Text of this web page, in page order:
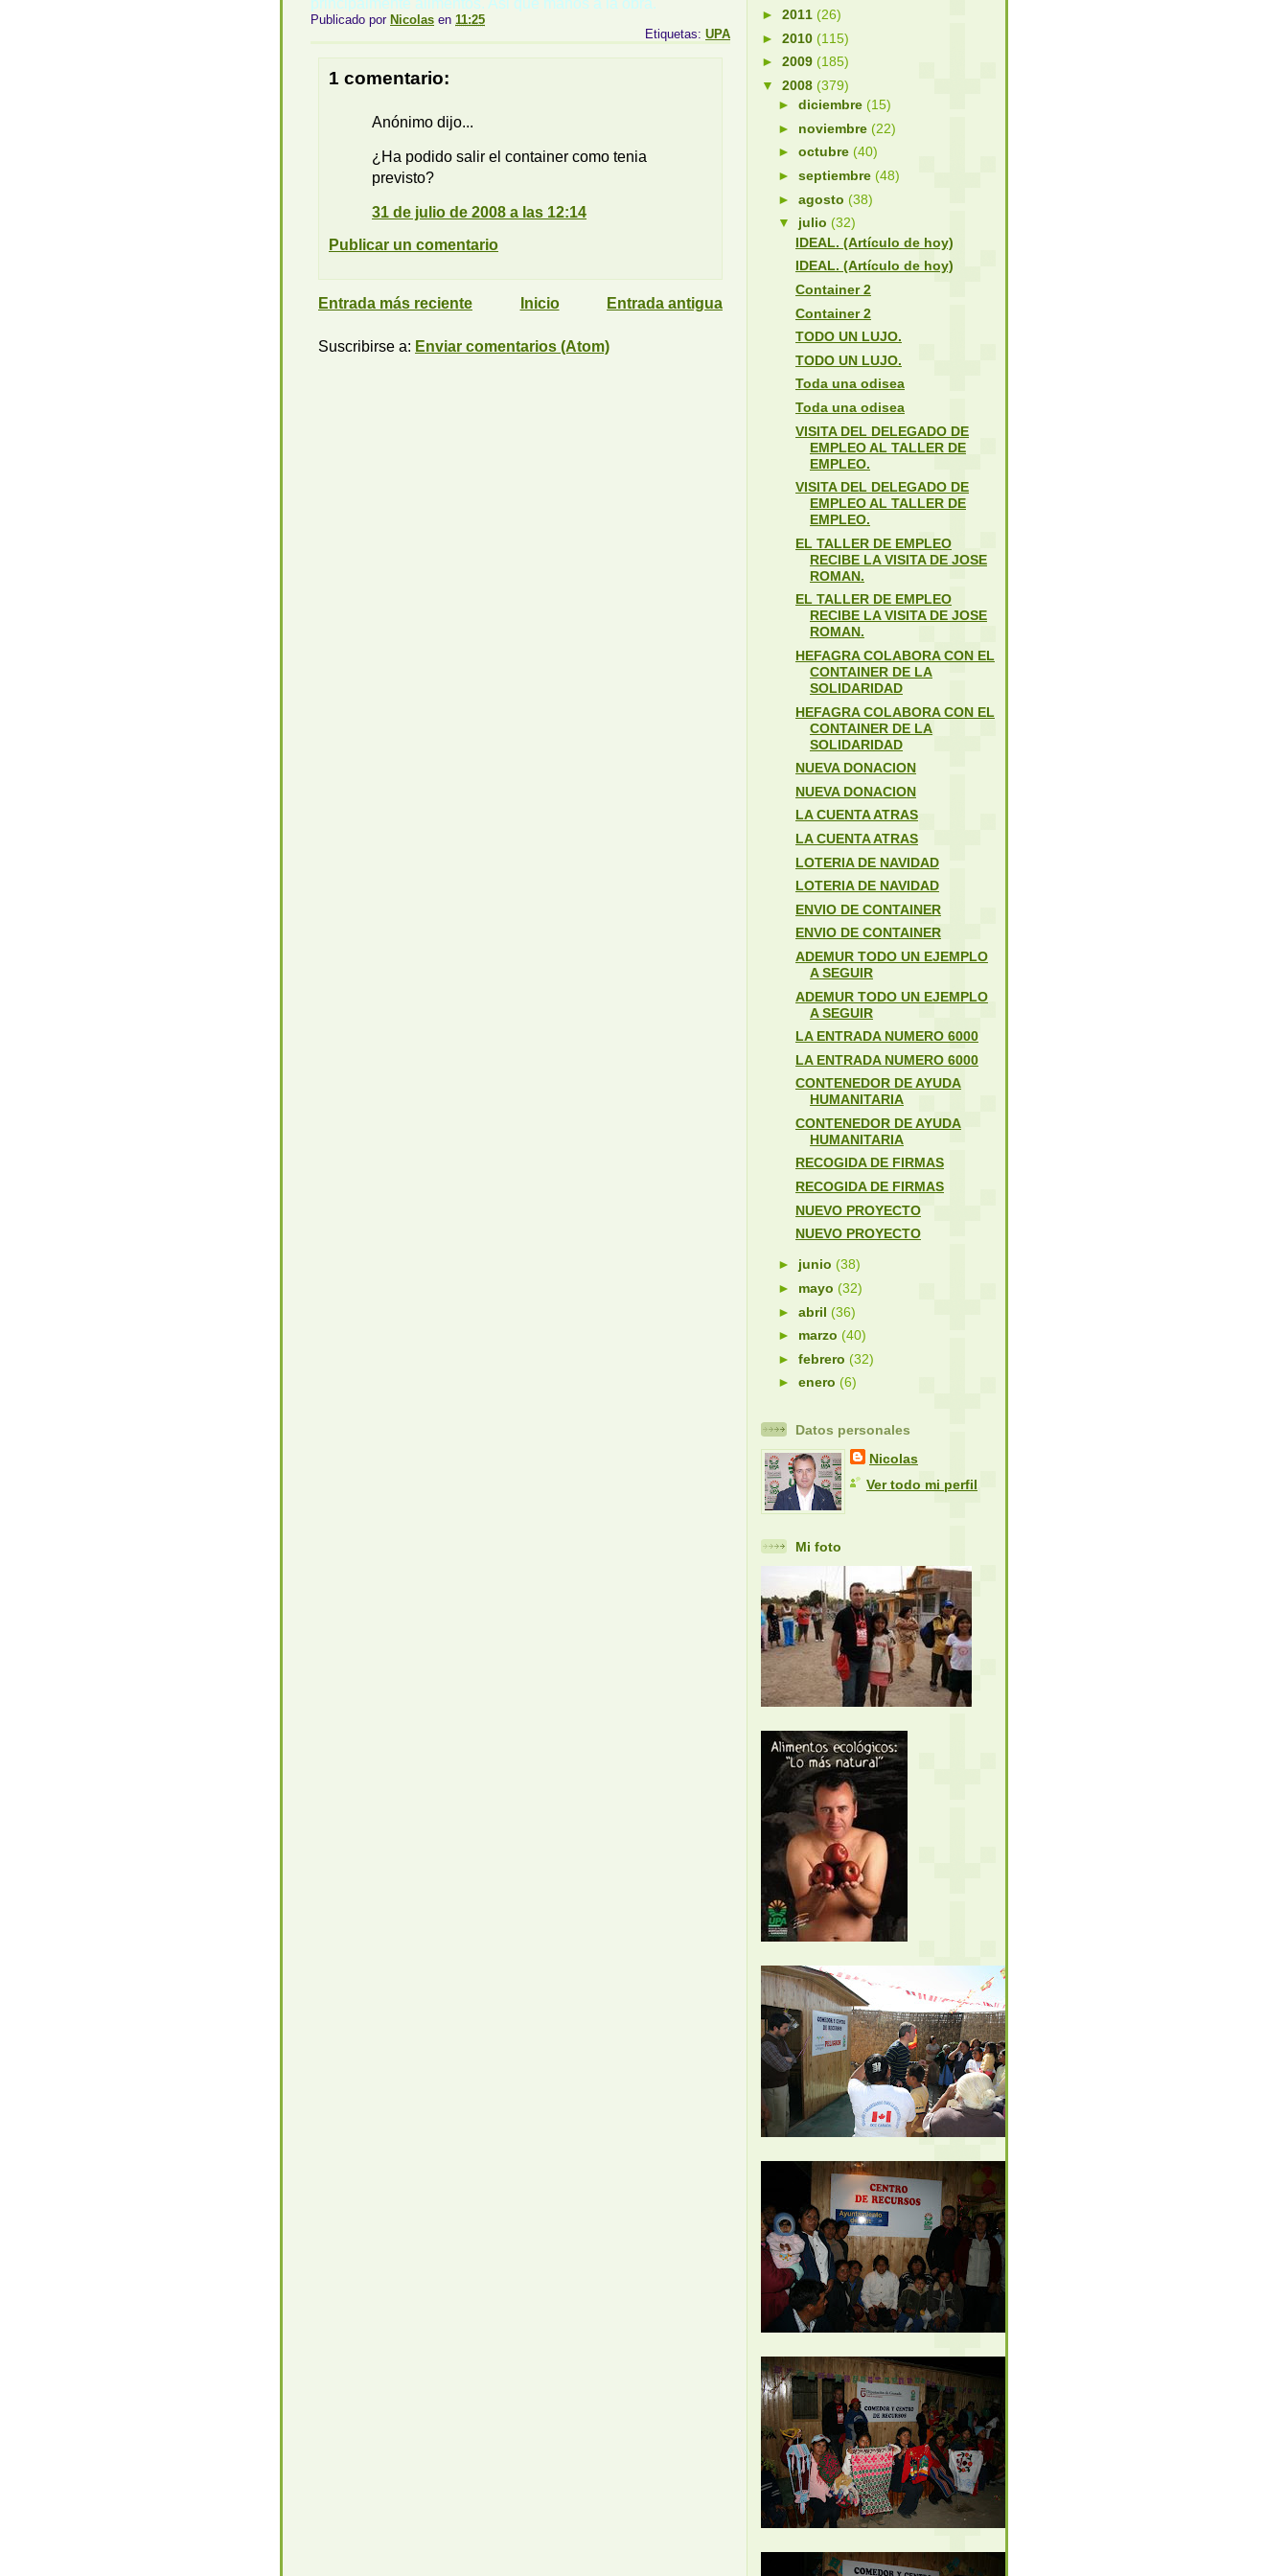
principalmente alimentos. Asi que manos a la obra.
Publicado por Nicolas en 11:25
Etiquetas: UPA
1 comentario:
Anónimo dijo...
¿Ha podido salir el container como tenia
previsto?
31 de julio de 2008 a las 12:14
Publicar un comentario
Entrada más reciente Entrada antigua
Inicio
Suscribirse a: Enviar comentarios (Atom)
► 2011 (26)
► 2010 (115)
► 2009 (185)
▼ 2008 (379)
►diciembre (15)
► noviembre (22)
►octubre (40)
►septiembre (48)
►agosto (38)
▼ julio (32)
IDEAL. (Artículo de hoy)
IDEAL. (Artículo de hoy)
Container 2
Container 2
TODO UN LUJO.
TODO UN LUJO.
Toda una odisea
Toda una odisea
VISITA DEL DELEGADO DE
EMPLEO AL TALLER DE
EMPLEO.
VISITA DEL DELEGADO DE
EMPLEO AL TALLER DE
EMPLEO.
EL TALLER DE EMPLEO
RECIBE LA VISITA DE JOSE
ROMAN.
EL TALLER DE EMPLEO
RECIBE LA VISITA DE JOSE
ROMAN.
HEFAGRA COLABORA CON EL
CONTAINER DE LA
SOLIDARIDAD
HEFAGRA COLABORA CON EL
CONTAINER DE LA
SOLIDARIDAD
NUEVA DONACION
NUEVA DONACION
LA CUENTA ATRAS
LA CUENTA ATRAS
LOTERIA DE NAVIDAD
LOTERIA DE NAVIDAD
ENVIO DE CONTAINER
ENVIO DE CONTAINER
ADEMUR TODO UN EJEMPLO
A SEGUIR
ADEMUR TODO UN EJEMPLO
A SEGUIR
LA ENTRADA NUMERO 6000
LA ENTRADA NUMERO 6000
CONTENEDOR DE AYUDA
HUMANITARIA
CONTENEDOR DE AYUDA
HUMANITARIA
RECOGIDA DE FIRMAS
RECOGIDA DE FIRMAS
NUEVO PROYECTO
NUEVO PROYECTO
► junio (38)
► mayo (32)
►abril (36)
► marzo (40)
►febrero (32)
►enero (6)
Datos personales
Nicolas
Ver todo mi perfil
Mi foto